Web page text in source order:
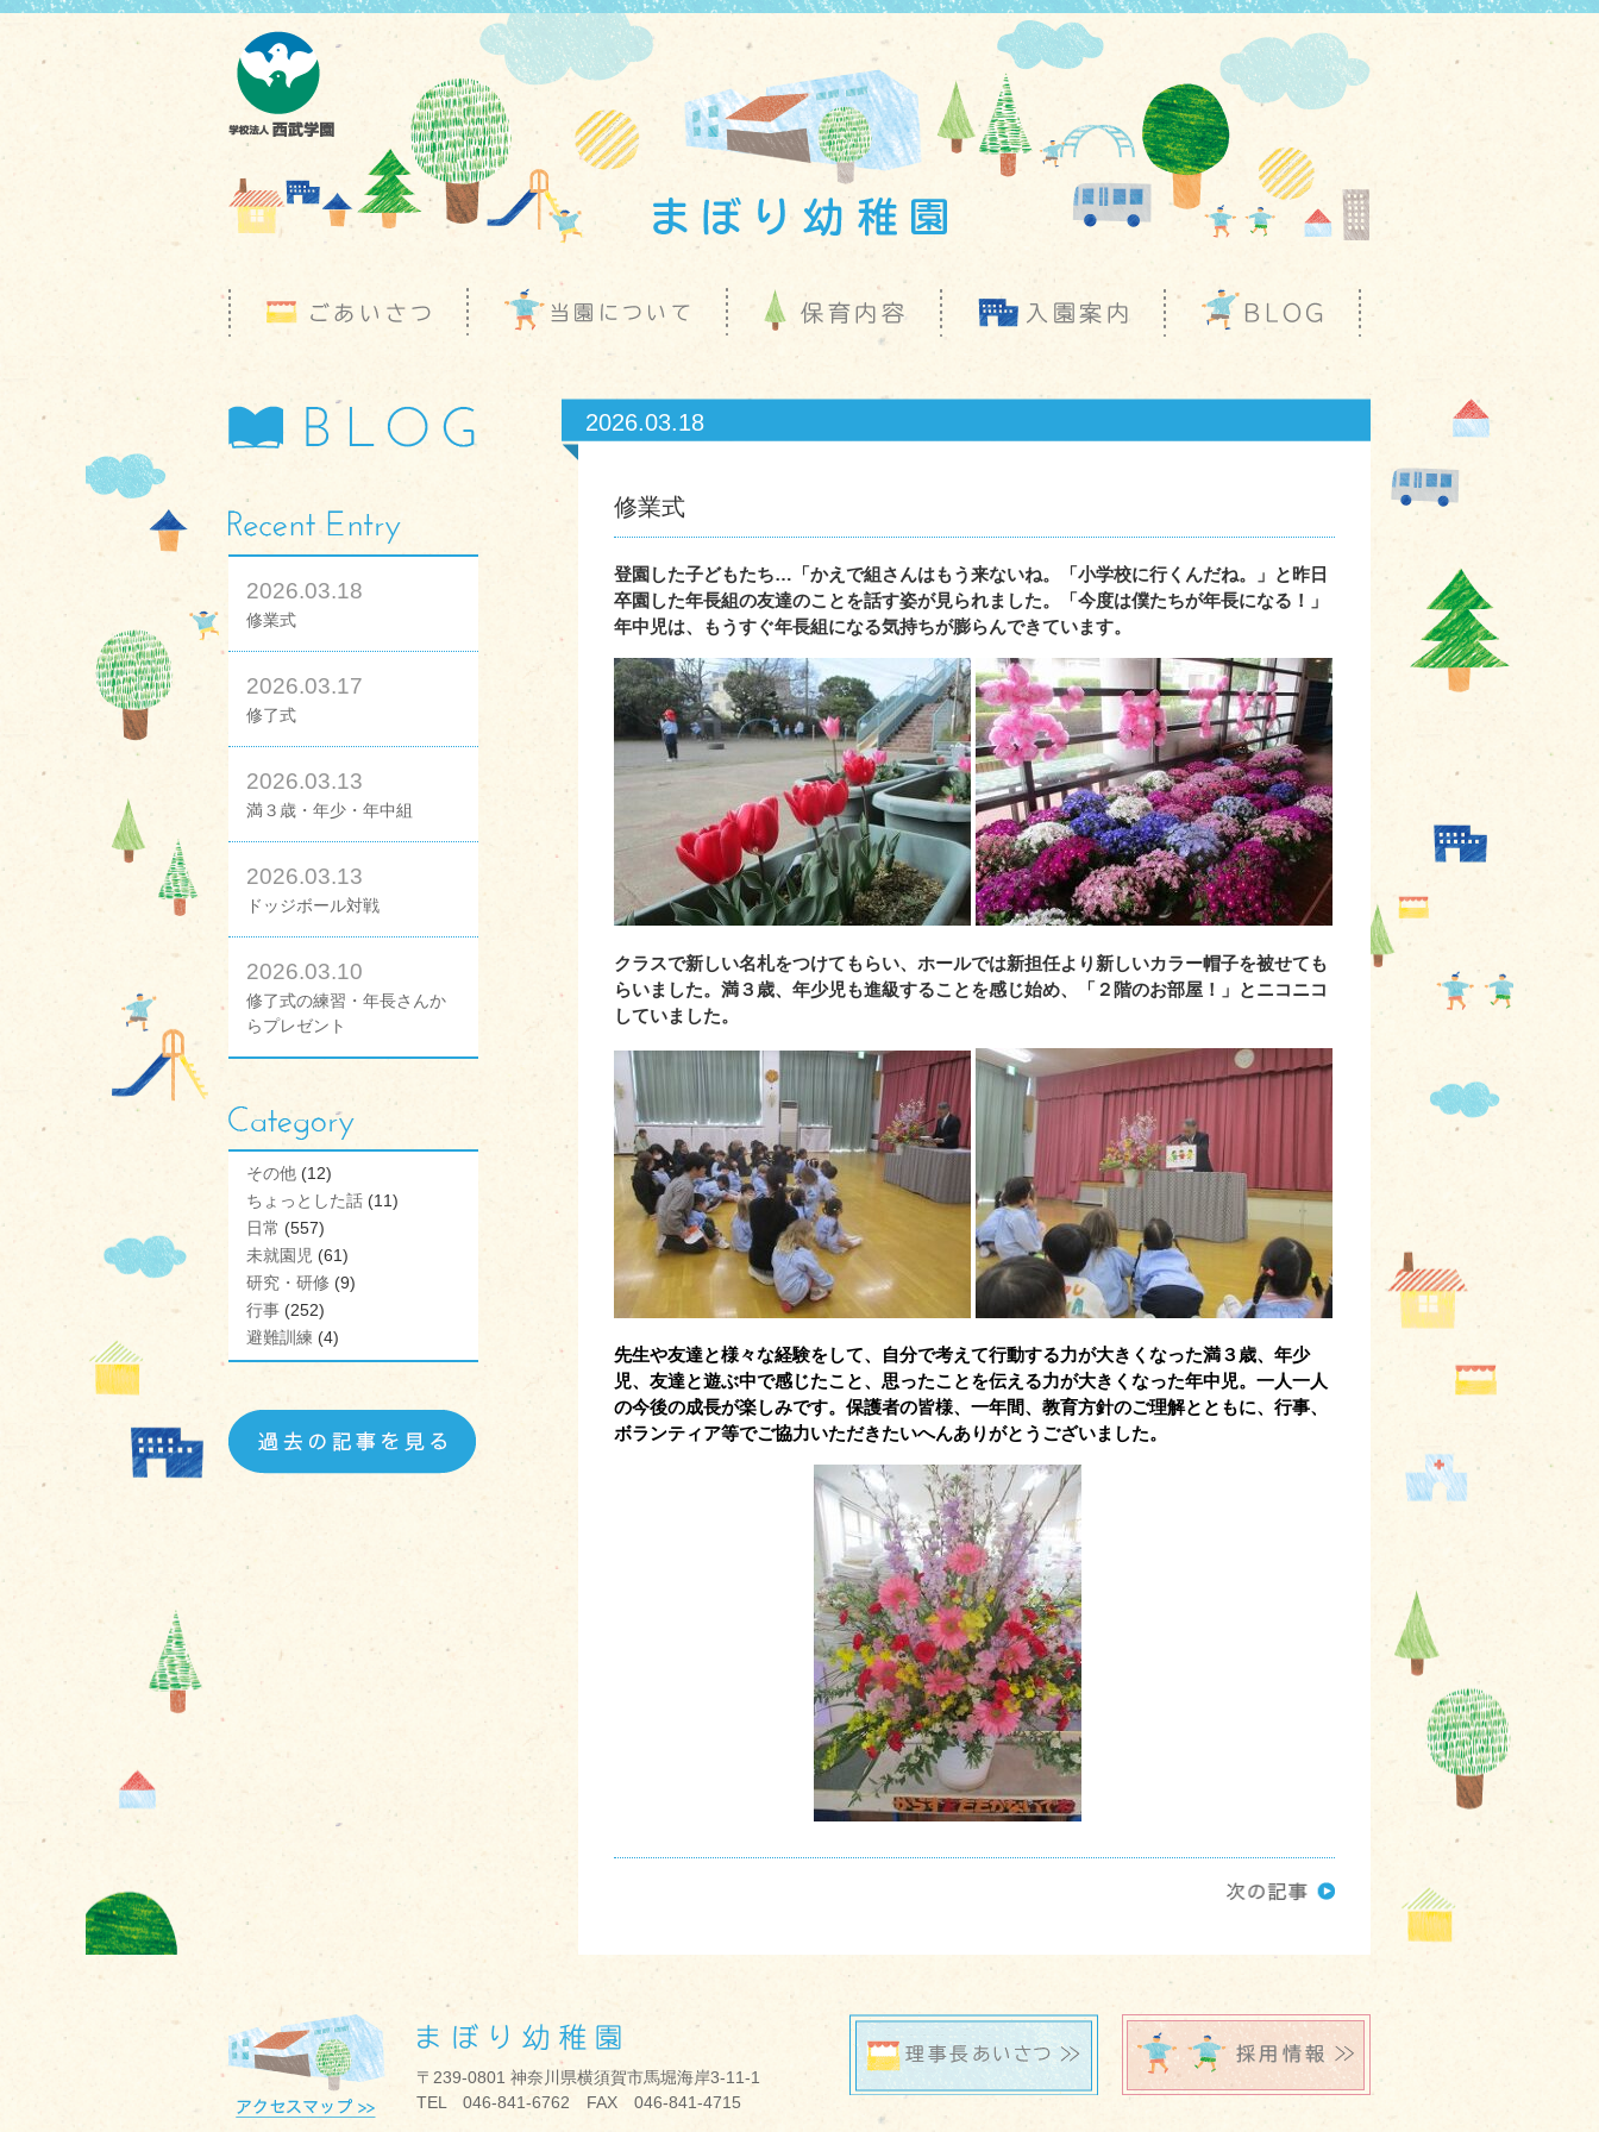
2026.03.18
修業式
2026.03.17
修了式
2026.03.13
満３歳・年少・年中組
2026.03.13
ドッジボール対戦
2026.03.10
修了式の練習・年長さんか
らプレゼント
その他 (12)
ちょっとした話 (11)
日常 (557)
未就園児 (61)
研究・研修 (9)
行事 (252)
避難訓練 (4)
2026.03.18
修業式
登園した子どもたち…「かえで組さんはもう来ないね。「小学校に行くんだね。」と昨日
卒園した年長組の友達のことを話す姿が見られました。「今度は僕たちが年長になる！」
年中児は、もうすぐ年長組になる気持ちが膨らんできています。
クラスで新しい名札をつけてもらい、ホールでは新担任より新しいカラー帽子を被せても
らいました。満３歳、年少児も進級することを感じ始め、「２階のお部屋！」とニコニコ
していました。
先生や友達と様々な経験をして、自分で考えて行動する力が大きくなった満３歳、年少
児、友達と遊ぶ中で感じたこと、思ったことを伝える力が大きくなった年中児。一人一人
の今後の成長が楽しみです。保護者の皆様、一年間、教育方針のご理解とともに、行事、
ボランティア等でご協力いただきたいへんありがとうございました。
〒239-0801 神奈川県横須賀市馬堀海岸3-11-1
TEL 046-841-6762 FAX 046-841-4715